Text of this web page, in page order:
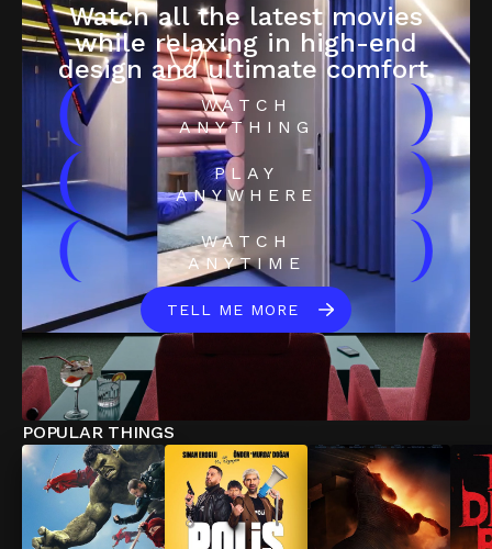
Watch all the latest movies
while relaxing in high-end
design and ultimate comfort.
(
WATCH
ANYTHING
)
(
PLAY
ANYWHERE
)
(
WATCH
ANYTIME
)
TELL ME MORE
POPULAR THINGS